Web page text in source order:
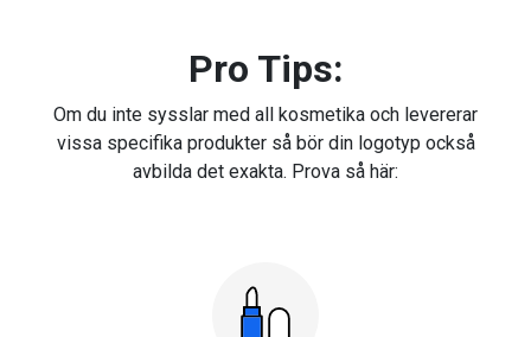
Pro Tips:
Om du inte sysslar med all kosmetika och levererar
vissa specifika produkter så bör din logotyp också
avbilda det exakta. Prova så här: